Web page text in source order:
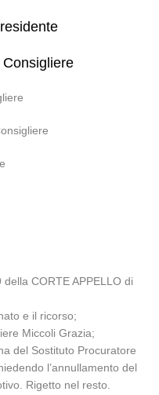
CORTE APPELLO di
e il ricorso;
Miccoli Grazia;
del Sostituto Procuratore
l’annullamento del
Rigetto nel resto.